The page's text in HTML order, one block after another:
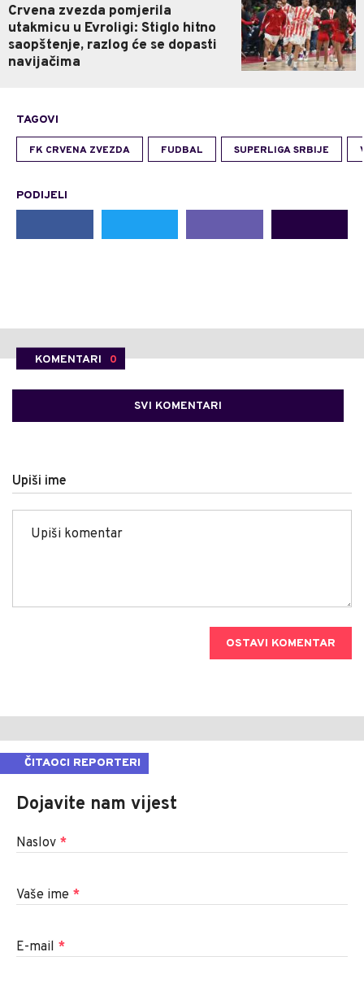
Crvena zvezda pomjerila
utakmicu u Evroligi: Stiglo hitno
saopštenje, razlog će se dopasti
navijačima
TAGOVI
FK CRVENA ZVEZDA FUDBAL SUPERLIGA SRBIJE
PODIJELI
KOMENTARI 0
SVI KOMENTARI
Upiši ime
OSTAVI KOMENTAR
ČITAOCI REPORTERI
Dojavite nam vijest
Naslov *
Vaše ime *
E-mail *